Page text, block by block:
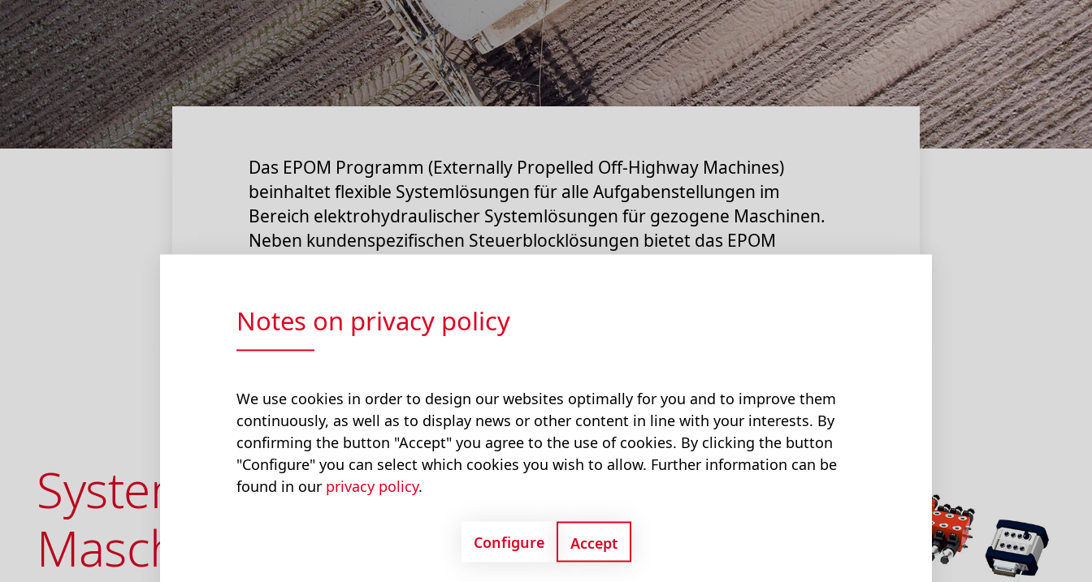
Das EPOM Programm (Externally Propelled Off-Highway Machines)
beinhaltet flexible Systemlösungen für alle Aufgabenstellungen im
Bereich elektrohydraulischer Systemlösungen für gezogene Maschinen.
Neben kundenspezifischen Steuerblocklösungen bietet das EPOM
Produkte Systemlösungen Spezifische Anwendungen Gezogene Maschinen EPOM
Systemlösungen für gezogene
Maschinen EPOM
Notes on privacy policy
We use cookies in order to design our websites optimally for you and to improve them
continuously, as well as to display news or other content in line with your interests. By
confirming the button "Accept" you agree to the use of cookies. By clicking the button
"Configure" you can select which cookies you wish to allow. Further information can be
found in our privacy policy.
Configure Accept